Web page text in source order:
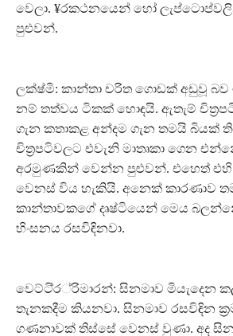
වෙලා. ¥රකථනයෙන් හෝ
පුළුවන්.
ලක්ෂ්මි: කාන්තා චරිත ගොඩක් අඩුවූ බව
නම් තත්වය ටිකක් හොඳයි. ඇතැම්
ගැන කතාකළ අන්දම ගැන තමයි බියක්
චිත‍්‍රපටිවලට එවැනි මාතෘකා ගෙන
අරමුණකින් වෙන්න පුළුවන්. එහෙත් එහි
වෙනස් විය හැකියි. අනෙක් කාරණාව
කාන්තාවකගේ දෘෂ්ටියෙන් මෙය
හිංසනය රසවිඳිනවා.
වෙට්ටි‍්‍ර‍්‍රිමාරන්: සිනමාව මියැදෙන
තැනකදීම කියනවා. සිනමාව රසවිඳින
ගණනාවක් තිස්සේ වෙනස් වුණා. අද